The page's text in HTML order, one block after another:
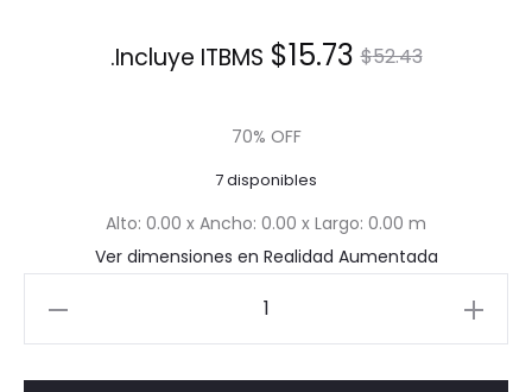
$52.43
El
original
era:
$52.43.
$15.73
El
actual
es:
$15.73.
Incluye ITBMS.
70% OFF
7 disponibles
Alto: 0.00 x Ancho: 0.00 x Largo: 0.00 m
Ver dimensiones en Realidad Aumentada